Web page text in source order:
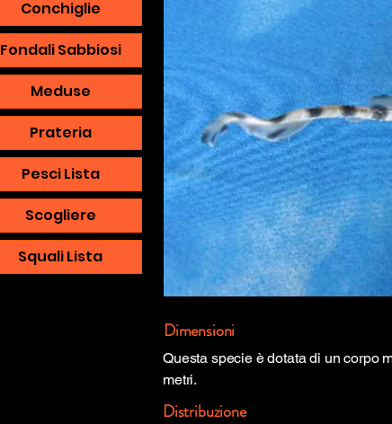
Conchiglie
Fondali Sabbiosi
Meduse
Prateria
Pesci Lista
Scogliere
Squali Lista
Dimensioni
Questa specie è dotata di un corpo
metri.
Distribuzione